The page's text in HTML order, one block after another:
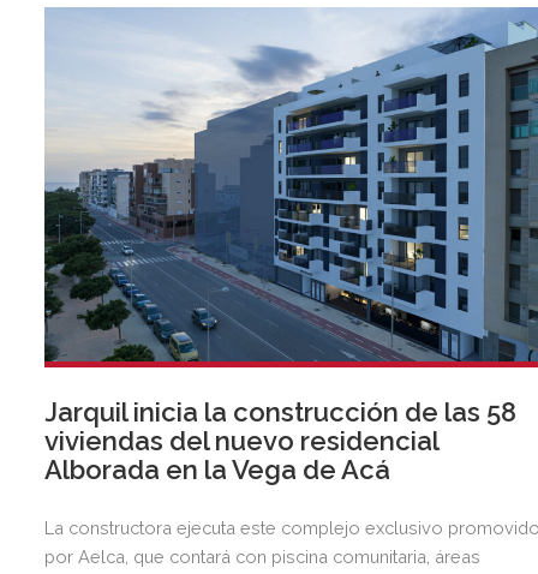
Jarquil inicia la construcción de las 58
viviendas del nuevo residencial
Alborada en la Vega de Acá
La constructora ejecuta este complejo exclusivo
por Aelca, que contará con piscina comunitaria, áreas